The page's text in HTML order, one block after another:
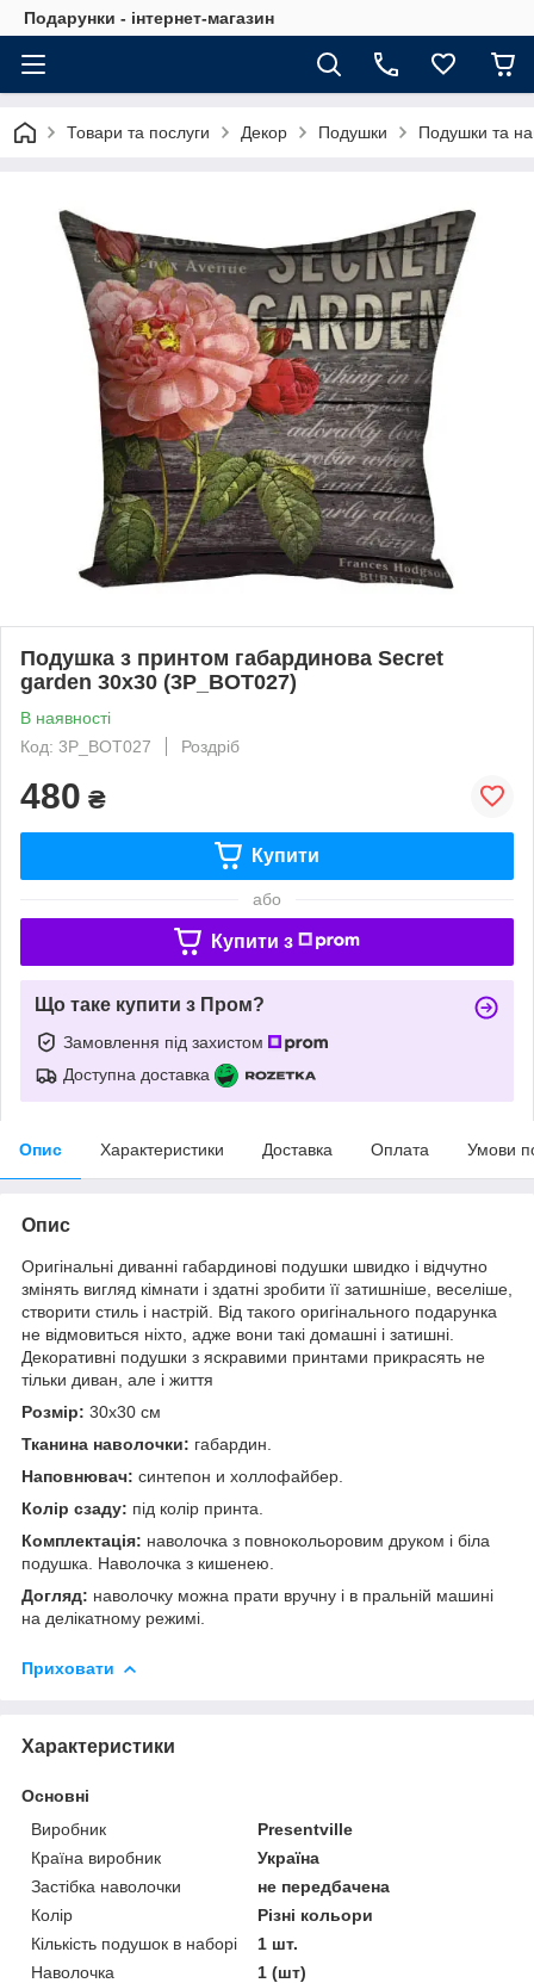
Подарунки - інтернет-магазин
Товари та послуги Декор Подушки Подушки та
Подушка з принтом габардинова Secret
garden 30x30 (3P_BOT027)
В наявності
Код: 3P_BOT027
Роздріб
480 ₴
Купити
або
Купити з
Що таке купити з Пром?
Замовлення під захистом
Доступна доставка
Опис Характеристики Доставка Оплата Умови
Опис
Оригінальні диванні габардинові подушки швидко і відчутно
змінять вигляд кімнати і здатні зробити її затишніше, веселіше,
створити стиль і настрій. Від такого оригінального подарунка
не відмовиться ніхто, адже вони такі домашні і затишні.
Декоративні подушки з яскравими принтами прикрасять не
тільки диван, але і життя
Розмір: 30x30 см
Тканина наволочки: габардин.
Наповнювач: синтепон и холлофайбер.
Колір сзаду: під колір принта.
Комплектація: наволочка з повнокольоровим друком і біла
подушка. Наволочка з кишенею.
Догляд: наволочку можна прати вручну і в пральній машині
на делікатному режимі.
Приховати
Характеристики
Основні
Виробник
Presentville
Країна виробник
Україна
Застібка наволочки
не передбачена
Колір
Різні кольори
Кількість подушок в наборі
1 шт.
Наволочка
1 (шт)